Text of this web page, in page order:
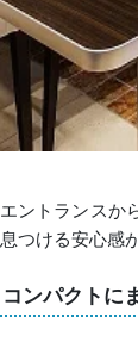
エントランスか
息つける安心感
コンパクトに